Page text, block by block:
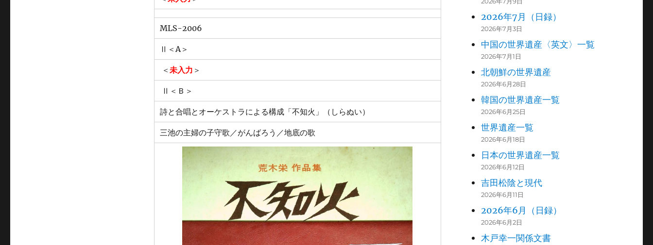
MLS-2006
Ⅱ＜A＞
＜ 未入力 ＞
Ⅱ＜Ｂ＞
詩と合唱とオーケストラによる構成「不知火」（しらぬい）
三池の主婦の子守歌／がんばろう／地底の歌
2026年7月（日録）
2026年7月3日
中国の世界遺産〈英文〉一覧
2026年7月1日
北朝鮮の世界遺産
2026年6月28日
韓国の世界遺産一覧
2026年6月25日
世界遺産一覧
2026年6月18日
日本の世界遺産一覧
2026年6月12日
吉田松陰と現代
2026年6月11日
2026年6月（日録）
2026年6月2日
木戸幸一関係文書